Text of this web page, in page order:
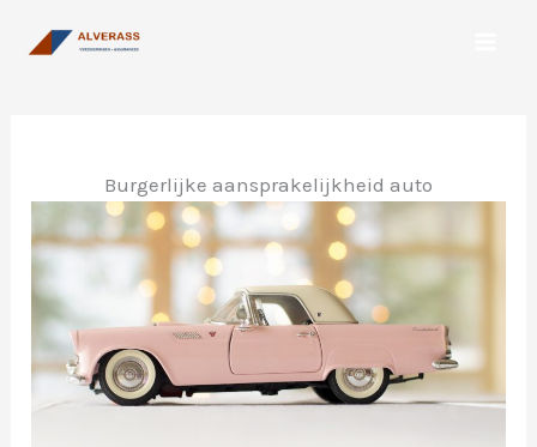
naar
Burgerlijke aansprakelijkheid auto